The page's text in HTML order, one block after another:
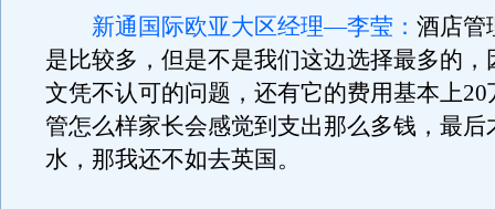
新通国际欧亚大区经理—李莹： 酒店管
是比较多，但是不是我们这边选择最多的，
文凭不认可的问题，还有它的费用基本上20
管怎么样家长会感觉到支出那么多钱，最后
水，那我还不如去英国。